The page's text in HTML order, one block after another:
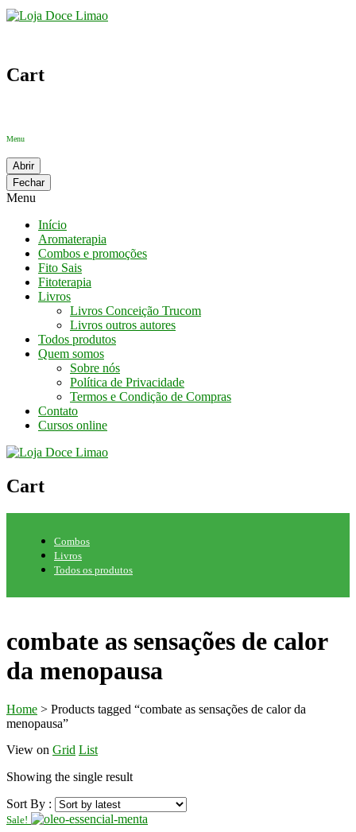
Cart
Menu
Abrir
Fechar
Menu
Início
Aromaterapia
Combos e promoções
Fito Sais
Fitoterapia
Livros
Livros Conceição Trucom
Livros outros autores
Todos produtos
Quem somos
Sobre nós
Política de Privacidade
Termos e Condição de Compras
Contato
Cursos online
Cart
Combos
Livros
Todos os produtos
combate as sensações de calor
da menopausa
Home > Products tagged “combate as sensações de calor da
menopausa”
View on Grid List
Showing the single result
Sort By :
Sale!